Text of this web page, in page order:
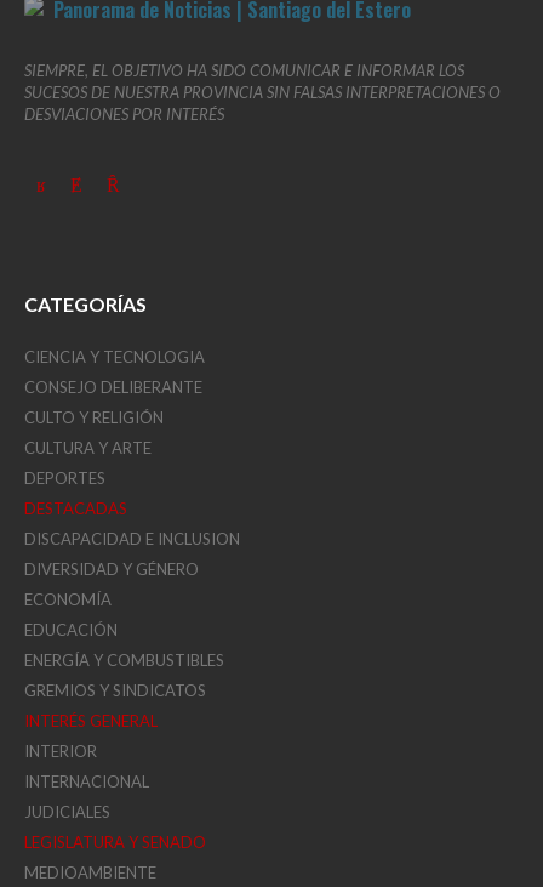
SIEMPRE, EL OBJETIVO HA SIDO COMUNICAR E INFORMAR LOS
SUCESOS DE NUESTRA PROVINCIA SIN FALSAS INTERPRETACIONES O
DESVIACIONES POR INTERÉS
CATEGORÍAS
CIENCIA Y TECNOLOGIA
CONSEJO DELIBERANTE
CULTO Y RELIGIÓN
CULTURA Y ARTE
DEPORTES
DESTACADAS
DISCAPACIDAD E INCLUSION
DIVERSIDAD Y GÉNERO
ECONOMÍA
EDUCACIÓN
ENERGÍA Y COMBUSTIBLES
GREMIOS Y SINDICATOS
INTERÉS GENERAL
INTERIOR
INTERNACIONAL
JUDICIALES
LEGISLATURA Y SENADO
MEDIOAMBIENTE